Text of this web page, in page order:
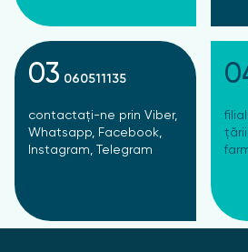
03 060511135
contactați-ne prin Viber,
Whatsapp, Facebook,
Instagram, Telegram